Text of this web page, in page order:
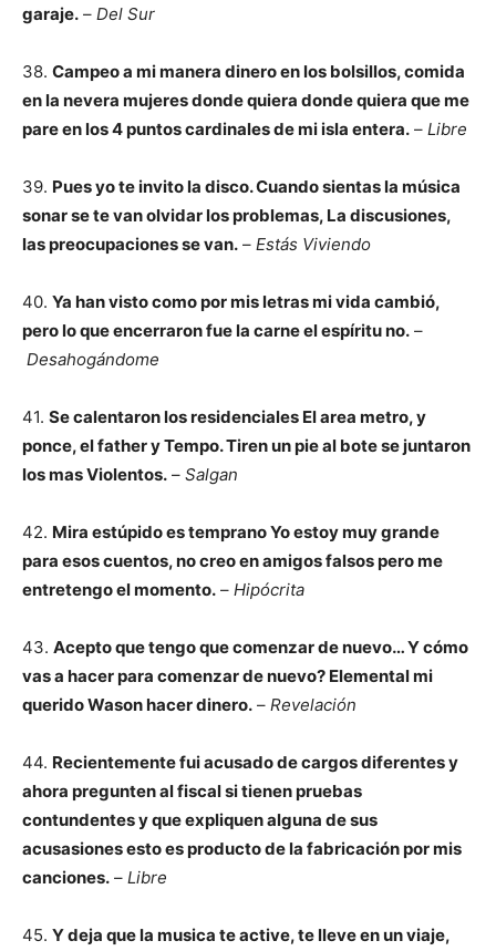
garaje. – Del Sur
38. Campeo a mi manera dinero en los bolsillos, comida
en la nevera mujeres donde quiera donde quiera que me
pare en los 4 puntos cardinales de mi isla entera. – Libre
39. Pues yo te invito la disco. Cuando sientas la música
sonar se te van olvidar los problemas, La discusiones,
las preocupaciones se van. – Estás Viviendo
40. Ya han visto como por mis letras mi vida cambió,
pero lo que encerraron fue la carne el espíritu no. –
Desahogándome
41. Se calentaron los residenciales El area metro, y
ponce, el father y Tempo. Tiren un pie al bote se juntaron
los mas Violentos. – Salgan
42. Mira estúpido es temprano Yo estoy muy grande
para esos cuentos, no creo en amigos falsos pero me
entretengo el momento. – Hipócrita
43. Acepto que tengo que comenzar de nuevo… Y cómo
vas a hacer para comenzar de nuevo? Elemental mi
querido Wason hacer dinero. – Revelación
44. Recientemente fui acusado de cargos diferentes y
ahora pregunten al fiscal si tienen pruebas
contundentes y que expliquen alguna de sus
acusasiones esto es producto de la fabricación por mis
canciones. – Libre
45. Y deja que la musica te active, te lleve en un viaje,